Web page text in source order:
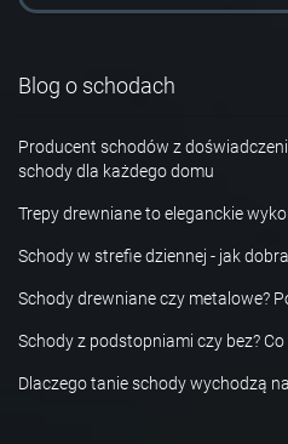
Blog o schodach
Producent schodów z
schody dla każdego domu
Trepy drewniane to eleganckie
Schody w strefie dziennej - jak
Schody drewniane czy metalowe?
Schody z podstopniami czy bez?
Dlaczego tanie schody wychodzą